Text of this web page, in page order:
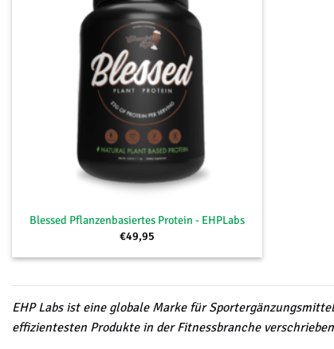
Blessed Pflanzenbasiertes Protein - EHPLabs
€49,95
EHP Labs ist eine globale Marke für
effizientesten Produkte in der Fitnessbranche